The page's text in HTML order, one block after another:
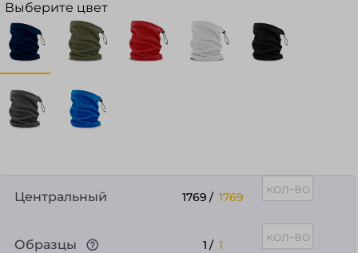
Выберите цвет
Центральный
Образцы
1769 / 1769
1 / 1